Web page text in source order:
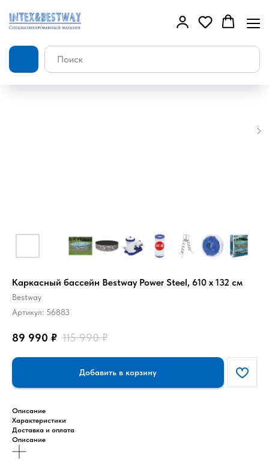
Каркасный бассейн Bestway Power Steel, 610 x 132 см
Bestway
Артикул: 56883
89 990 ₽ 115 990 ₽
Добавить в корзину
Описание
Характеристики
Доставка и оплата
Описание